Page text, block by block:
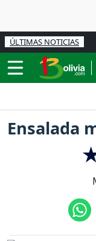
ÚLTIMAS NOTICIAS
Ensalada